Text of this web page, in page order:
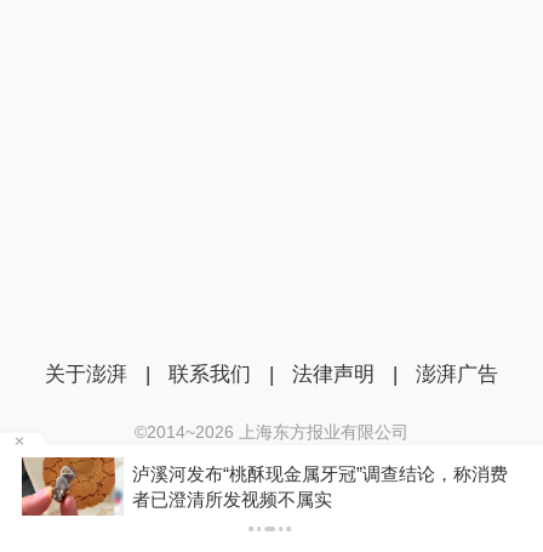
泸溪河发布“桃酥现金属牙冠”调查结论，称消费
者已澄清所发视频不属实
关于澎湃 | 联系我们 | 法律声明 | 澎湃广告
©2014~2026 上海东方报业有限公司
沪ICP证：沪B2-20170116 | 沪ICP备14003370号
互联网新闻信息服务许可证：31120170006
沪公网安备 31010602000299号